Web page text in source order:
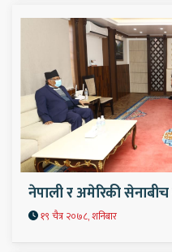
नेपाली र अमेरिकी
१९ चैत्र २०७८, शनिबार